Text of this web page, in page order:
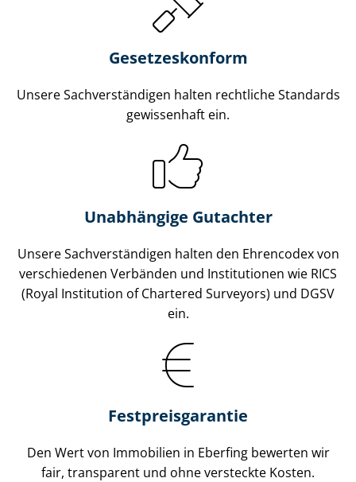
Gesetzes­konform
Unsere Sach­ver­stän­di­gen halten rechtliche Standards
gewissenhaft ein.
Unabhängige Gutachter
Unsere Sach­ver­stän­di­gen halten den Ehrencodex von
verschiedenen Verbänden und Institutionen wie RICS
(Royal Institution of Chartered Surveyors) und DGSV
ein.
Festpreis​garantie
Den Wert von Immobilien in Eberfing bewerten wir
fair, transparent und ohne versteckte Kosten.